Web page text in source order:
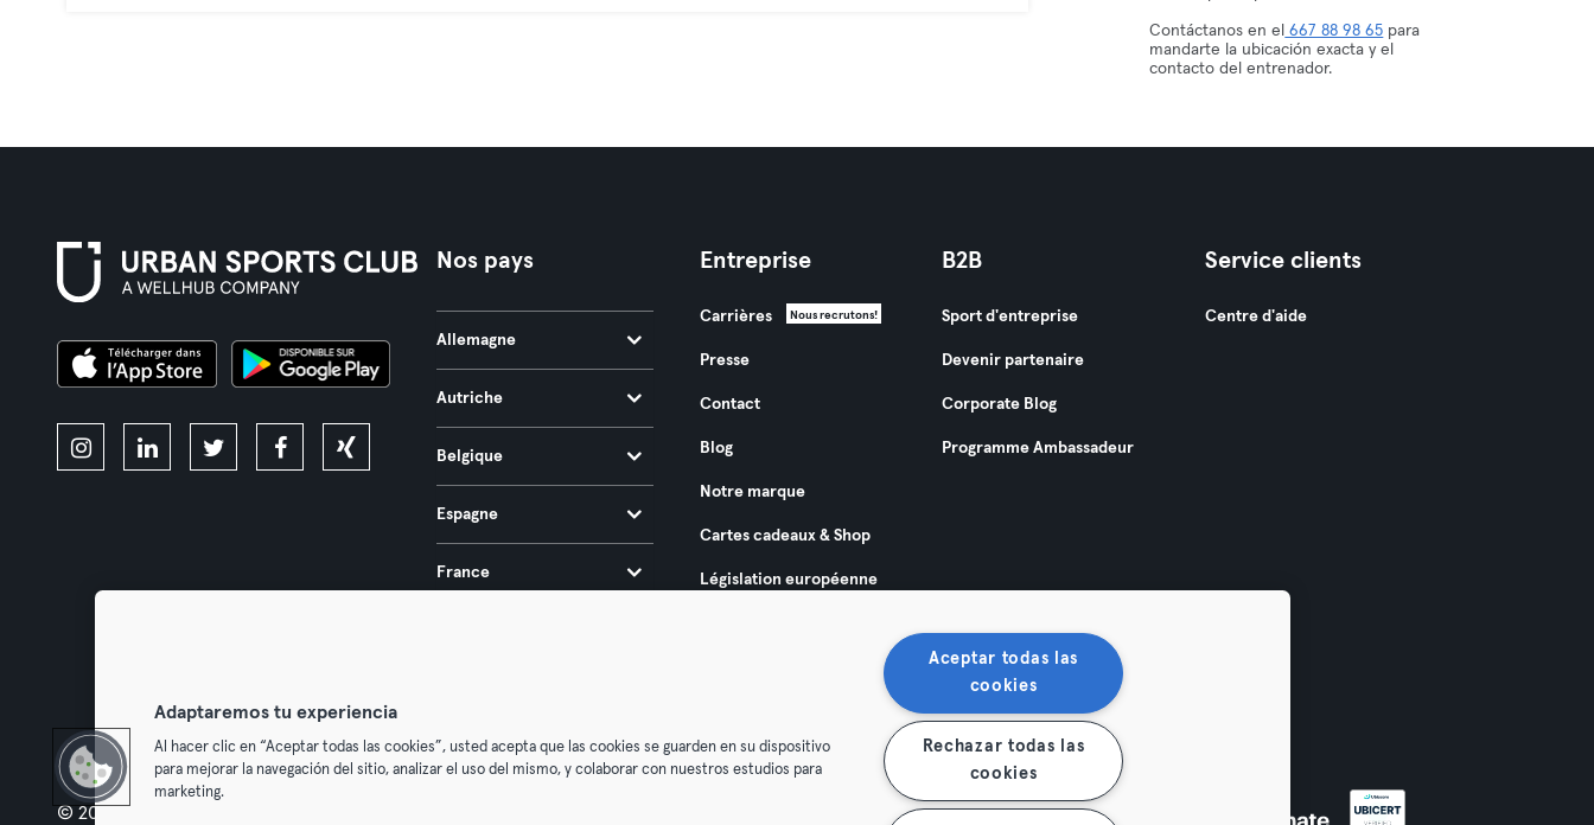
Contáctanos en el 667 88 98 65 para
mandarte la ubicación exacta y el
contacto del entrenador.
Nos pays
Allemagne
Autriche
Belgique
Espagne
France
Entreprise
Carrières Nous recrutons!
Presse
Contact
Blog
Notre marque
Cartes cadeaux & Shop
Législation européenne
B2B
Sport d'entreprise
Devenir partenaire
Corporate Blog
Programme Ambassadeur
Service clients
Centre d'aide
© 2026 Urban Sports Group GmbH. All rights reserved. Mentions légales
Adaptaremos tu experiencia
Al hacer clic en “Aceptar todas las cookies”, usted acepta que las cookies se guarden en su dispositivo
para mejorar la navegación del sitio, analizar el uso del mismo, y colaborar con nuestros estudios para
marketing.
Aceptar todas las
cookies
Rechazar todas las
cookies